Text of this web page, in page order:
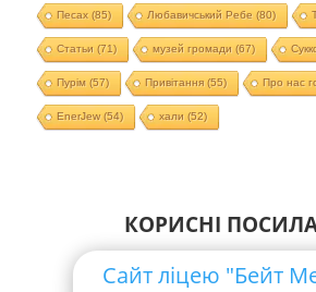
Песах(85) Любавичський Ребе (80)
Статьи (71) музей громади (67)
Пурім (57) Привітання(55) Про нас
EnerJew(54) хали (52)
КОРИСНІ
Сайт ліцею "Бейт